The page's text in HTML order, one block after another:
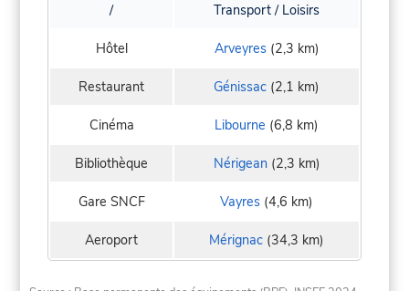
/ Transport / Loisirs
Hôtel Arveyres(2,3 km)
Restaurant Génissac (2,1 km)
Cinéma Libourne (6,8 km)
Bibliothèque Nérigean(2,3 km)
Gare SNCF Vayres (4,6 km)
Aeroport Mérignac (34,3 km)